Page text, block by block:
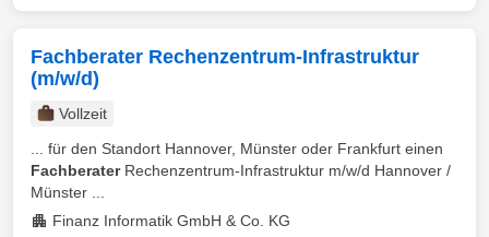
Fachberater Rechenzentrum-Infrastruktur
(m/w/d)
Vollzeit
... für den Standort Hannover, Münster oder Frankfurt einen
FachberaterRechenzentrum-Infrastruktur m/w/d Hannover /
Münster ...
Finanz Informatik GmbH & Co. KG